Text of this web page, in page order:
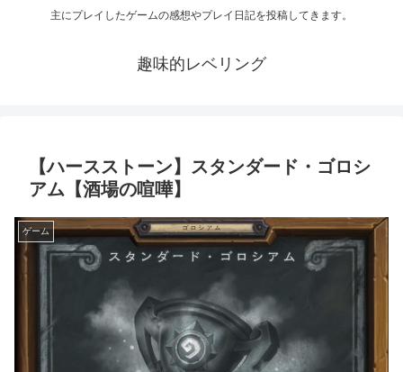
主にプレイしたゲームの感想やプレイ日記を投稿してきます。
趣味的レベリング
【ハースストーン】スタンダード・ゴロシ
アム【酒場の喧嘩】
ゲーム